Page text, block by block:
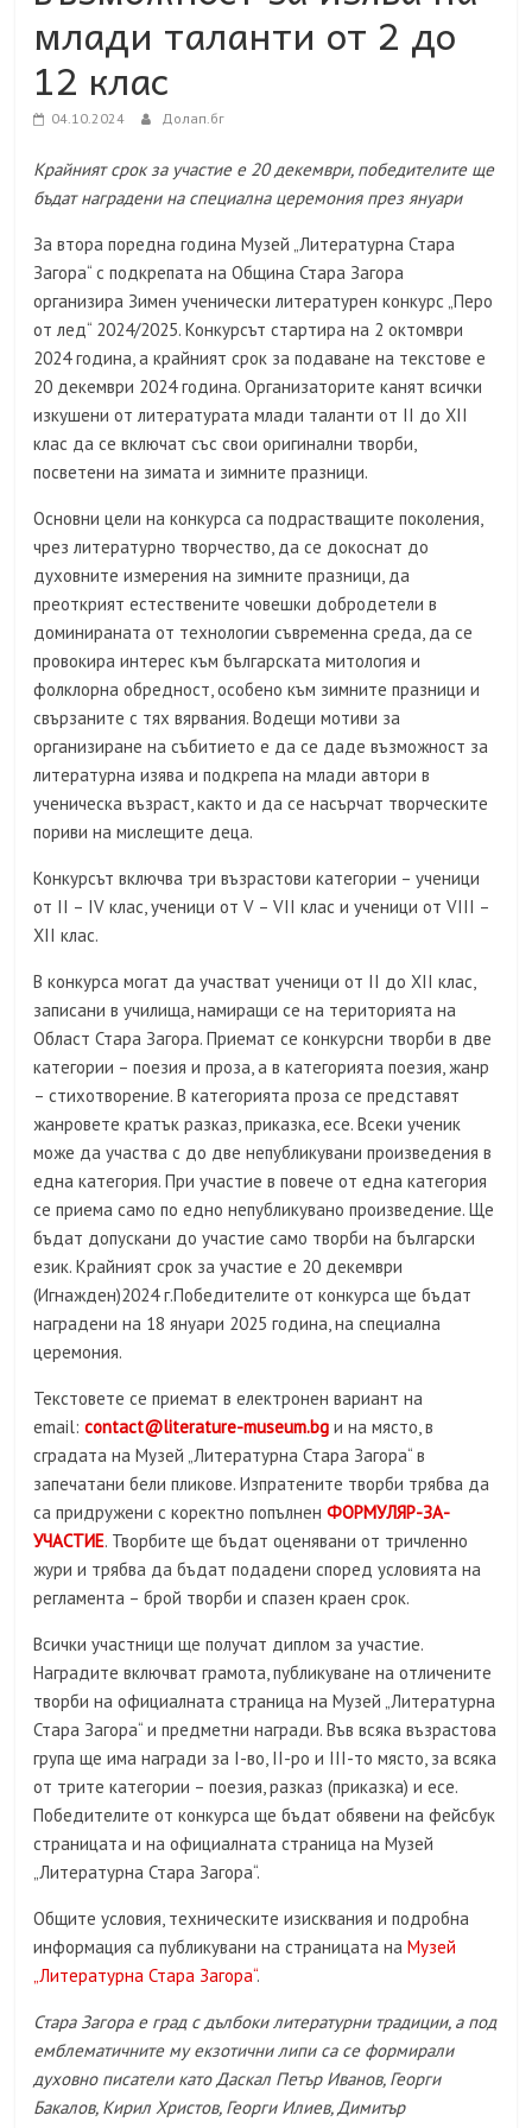
млади таланти от 2 до
12 клас
04.10.2024 Долап.бг
Крайният срок за участие е 20 декември, победителите ще
бъдат наградени на специална церемония през януари
За втора поредна година Музей „Литературна Стара
Загора“ с подкрепата на Община Стара Загора
организира Зимен ученически литературен конкурс „Перо
от лед“ 2024/2025. Конкурсът стартира на 2 октомври
2024 година, а крайният срок за подаване на текстове е
20 декември 2024 година. Организаторите канят всички
изкушени от литературата млади таланти от II до XII
клас да се включат със свои оригинални творби,
посветени на зимата и зимните празници.
Основни цели на конкурса са подрастващите поколения,
чрез литературно творчество, да се докоснат до
духовните измерения на зимните празници, да
преоткрият естествените човешки добродетели в
доминираната от технологии съвременна среда, да се
провокира интерес към българската митология и
фолклорна обредност, особено към зимните празници и
свързаните с тях вярвания. Водещи мотиви за
организиране на събитието е да се даде възможност за
литературна изява и подкрепа на млади автори в
ученическа възраст, както и да се насърчат творческите
пориви на мислещите деца.
Конкурсът включва три възрастови категории – ученици
от II – IV клас, ученици от V – VII клас и ученици от VIII –
XII клас.
В конкурса могат да участват ученици от II до XII клас,
записани в училища, намиращи се на територията на
Област Стара Загора. Приемат се конкурсни творби в две
категории – поезия и проза, а в категорията поезия, жанр
– стихотворение. В категорията проза се представят
жанровете кратък разказ, приказка, есе. Всеки ученик
може да участва с до две непубликувани произведения в
една категория. При участие в повече от една категория
се приема само по едно непубликувано произведение. Ще
бъдат допускани до участие само творби на български
език. Крайният срок за участие е 20 декември
(Игнажден)2024 г.Победителите от конкурса ще бъдат
наградени на 18 януари 2025 година, на специална
церемония.
Текстовете се приемат в електронен вариант на
email:contact@literature-museum.bg и на място, в
сградата на Музей „Литературна Стара Загора“ в
запечатани бели пликове. Изпратените творби трябва да
са придружени с коректно попълненФОРМУЛЯР-ЗА-
УЧАСТИЕ. Творбите ще бъдат оценявани от тричленно
жури и трябва да бъдат подадени според условията на
регламента – брой творби и спазен краен срок.
Всички участници ще получат диплом за участие.
Наградите включват грамота, публикуване на отличените
творби на официалната страница на Музей „Литературна
Стара Загора“ и предметни награди. Във всяка възрастова
група ще има награди за I-во, II-ро и III-то място, за всяка
от трите категории – поезия, разказ (приказка) и есе.
Победителите от конкурса ще бъдат обявени на фейсбук
страницата и на официалната страница на Музей
„Литературна Стара Загора“.
Общите условия, техническите изисквания и подробна
информация са публикувани на страницата наМузей
„Литературна Стара Загора“.
Стара Загора е град с дълбоки литературни традиции, а под
емблематичните му екзотични липи са се формирали
духовно писатели като Даскал Петър Иванов, Георги
Бакалов, Кирил Христов, Георги Илиев, Димитър